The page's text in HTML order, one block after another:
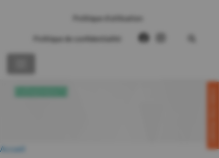
Politique d’utilisation
Politique de confidentialité
Accueil